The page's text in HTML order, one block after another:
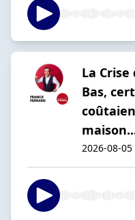
La
Bas,
2026-08-05